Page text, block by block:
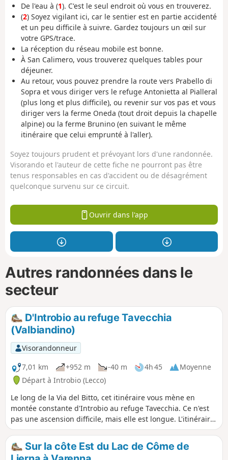
De l'eau à (1). C'est le seul endroit où vous en trouverez.
(2) Soyez vigilant ici, car le sentier est en partie accidenté
et un peu difficile à suivre. Gardez toujours un œil sur
votre GPS/trace.
La réception du réseau mobile est bonne.
À San Calimero, vous trouverez quelques tables pour
déjeuner.
Au retour, vous pouvez prendre la route vers Prabello di
Sopra et vous diriger vers le refuge Antonietta al Pialleral
(plus long et plus difficile), ou revenir sur vos pas et vous
diriger vers la ferme Oneda (tout droit depuis la chapelle
alpine) ou la ferme Brunino (en suivant le même
itinéraire que celui emprunté à l'aller).
Soyez toujours prudent et prévoyant lors d'une randonnée.
Visorando et l'auteur de cette fiche ne pourront pas être
tenus responsables en cas d'accident ou de désagrément
quelconque survenu sur ce circuit.
Ouvrir dans l'app
Autres randonnées dans le
secteur
D'Introbio au refuge Tavecchia
(Valbiandino)
Visorandonneur
7,01 km
+952 m -40 m 4h 45
Moyenne
Départ à Introbio (Lecco)
Le long de la Via del Bitto, cet itinéraire vous mène en
montée constante d'Introbio au refuge Tavecchia. Ce n'est
pas une ascension difficile, mais elle est longue. L'itinéraire
en lui-même n'est pas particulièrement pittoresque, mais le
panorama sur le Val Biandino vaut l'effort.
Sur la côte Est du Lac de Côme de